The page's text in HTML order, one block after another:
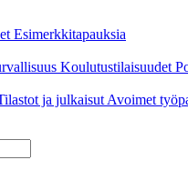
Esimerkkitapauksia
Koulutustilaisuudet
ja julkaisut Avoimet